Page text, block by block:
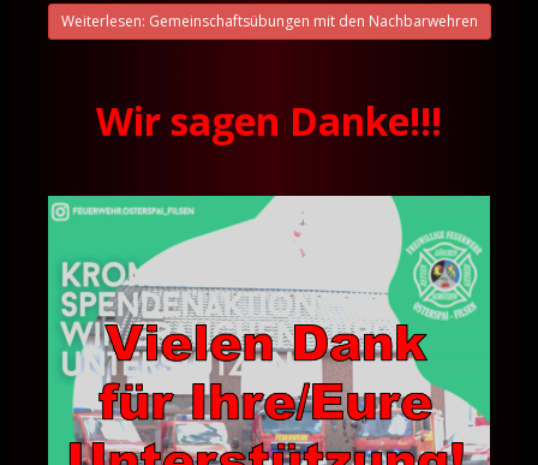
Weiterlesen: Gemeinschaftsübungen mit den Nachbarwehren
Wir sagen Danke!!!